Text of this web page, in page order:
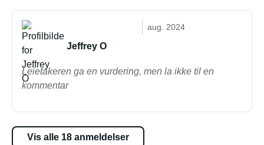
aug. 2024
Jeffrey O
Leietakeren ga en vurdering, men la ikke til en
kommentar
Vis alle 18 anmeldelser